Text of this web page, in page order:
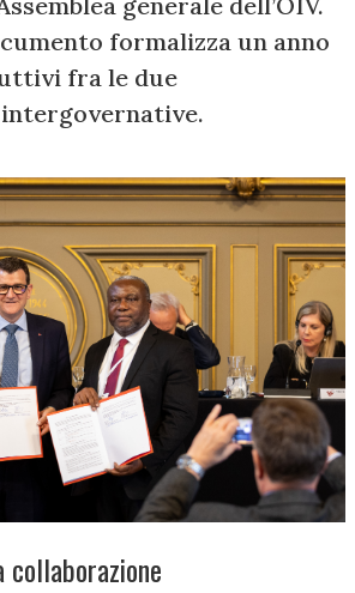
formalizza un anno
fra le due
collaborazione